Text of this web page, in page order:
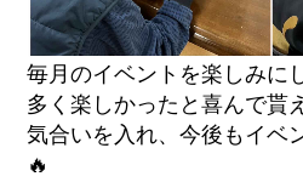
毎月のイベントを楽しみに
多く楽しかったと喜んで貰
気合いを入れ、今後もイベ
🔥